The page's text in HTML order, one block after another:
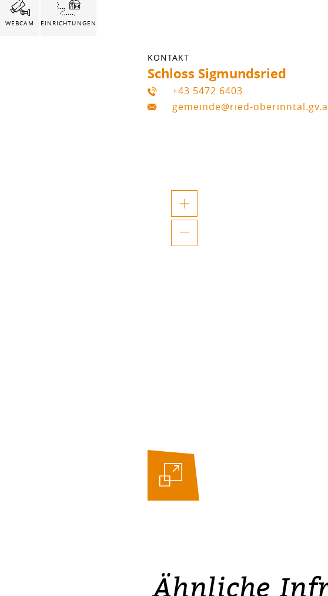
WEBCAM EINRICHTUNGEN
KONTAKT
Schloss Sigmundsried
+43 5472 6403
gemeinde@ried-
Ähnliche